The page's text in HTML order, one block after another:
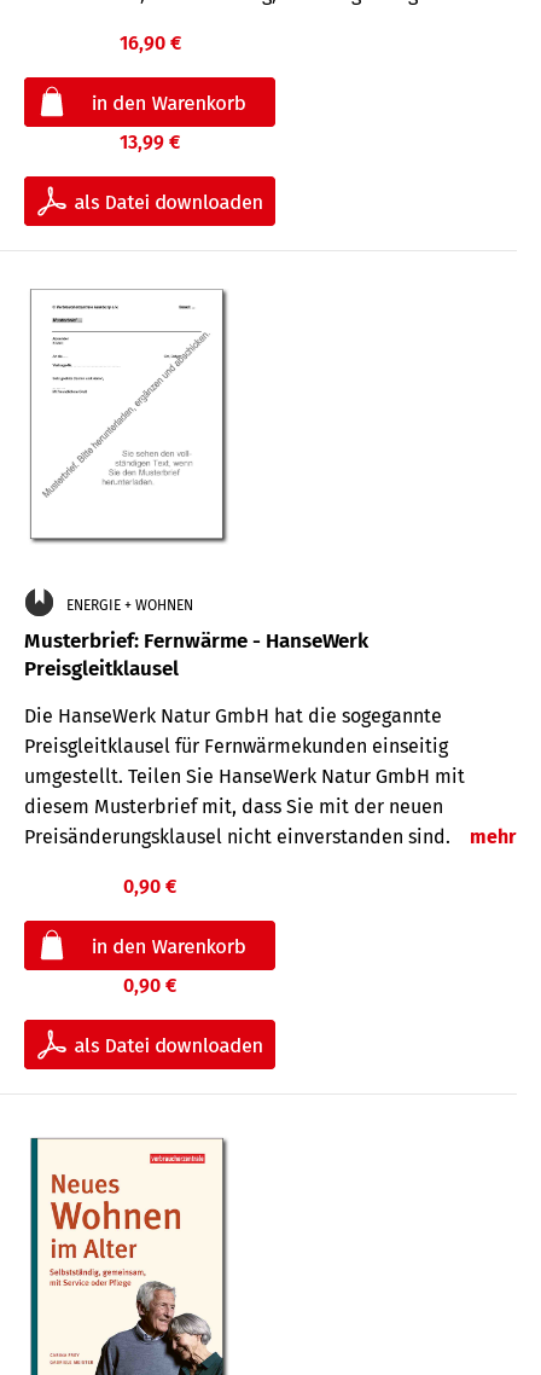
16,90 €
13,99 €
ENERGIE + WOHNEN
Musterbrief: Fernwärme - HanseWerk
Preisgleitklausel
Die HanseWerk Natur GmbH hat die sogegannte
Preisgleitklausel für Fernwärmekunden einseitig
umgestellt. Teilen Sie HanseWerk Natur GmbH mit
diesem Musterbrief mit, dass Sie mit der neuen
Preisänderungsklausel nicht einverstanden sind.
mehr
0,90 €
0,90 €